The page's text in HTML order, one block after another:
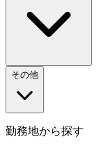
その他
勤務地から探す